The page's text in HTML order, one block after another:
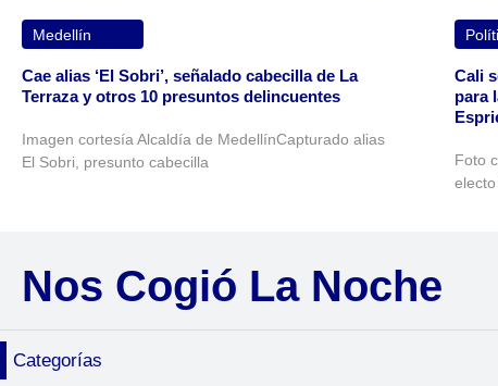
Medellín
Cae alias ‘El Sobri’, señalado cabecilla de La
Terraza y otros 10 presuntos delincuentes
Imagen cortesía Alcaldía de MedellínCapturado alias
El Sobri, presunto cabecilla
Cali
para
Foto
Nos Cogió La Noche
Categorías